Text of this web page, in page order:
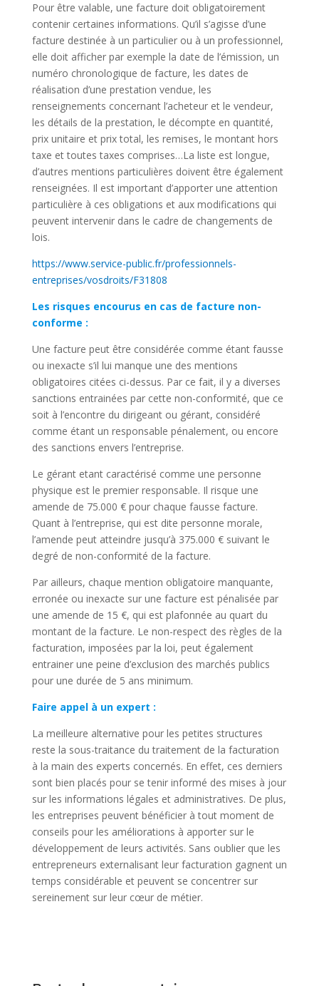
Pour être valable, une facture doit obligatoirement
contenir certaines informations. Qu’il s’agisse d’une
facture destinée à un particulier ou à un professionnel,
elle doit afficher par exemple la date de l’émission, un
numéro chronologique de facture, les dates de
réalisation d’une prestation vendue, les
renseignements concernant l’acheteur et le vendeur,
les détails de la prestation, le décompte en quantité,
prix unitaire et prix total, les remises, le montant hors
taxe et toutes taxes comprises…La liste est longue,
d’autres mentions particulières doivent être également
renseignées. Il est important d’apporter une attention
particulière à ces obligations et aux modifications qui
peuvent intervenir dans le cadre de changements de
lois.
https://www.service-public.fr/professionnels-
entreprises/vosdroits/F31808
Les risques encourus en cas de facture non-
conforme :
Une facture peut être considérée comme étant fausse
ou inexacte s’il lui manque une des mentions
obligatoires citées ci-dessus. Par ce fait, il y a diverses
sanctions entrainées par cette non-conformité, que ce
soit à l’encontre du dirigeant ou gérant, considéré
comme étant un responsable pénalement, ou encore
des sanctions envers l’entreprise.
Le gérant etant caractérisé comme une personne
physique est le premier responsable. Il risque une
amende de 75.000 € pour chaque fausse facture.
Quant à l’entreprise, qui est dite personne morale,
l’amende peut atteindre jusqu’à 375.000 € suivant le
degré de non-conformité de la facture.
Par ailleurs, chaque mention obligatoire manquante,
erronée ou inexacte sur une facture est pénalisée par
une amende de 15 €, qui est plafonnée au quart du
montant de la facture. Le non-respect des règles de la
facturation, imposées par la loi, peut également
entrainer une peine d’exclusion des marchés publics
pour une durée de 5 ans minimum.
Faire appel à un expert :
La meilleure alternative pour les petites structures
reste la sous-traitance du traitement de la facturation
à la main des experts concernés. En effet, ces derniers
sont bien placés pour se tenir informé des mises à jour
sur les informations légales et administratives. De plus,
les entreprises peuvent bénéficier à tout moment de
conseils pour les améliorations à apporter sur le
développement de leurs activités. Sans oublier que les
entrepreneurs externalisant leur facturation gagnent un
temps considérable et peuvent se concentrer sur
sereinement sur leur cœur de métier.